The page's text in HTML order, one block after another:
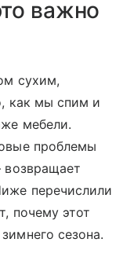
важно
сухим,
как мы спим и
мебели.
проблемы
возвращает
перечислили
почему этот
сезона.